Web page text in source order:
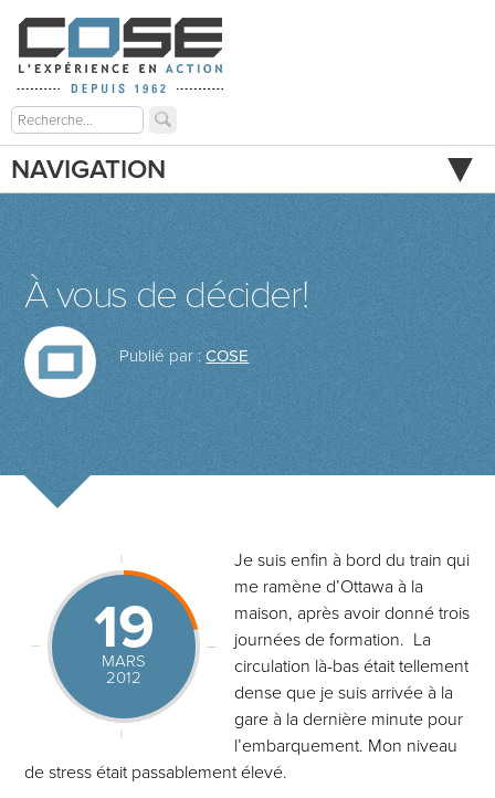
NAVIGATION
À vous de décider!
Publié par :COSE
19
MARS
2012
Je suis enfin à bord du train qui
me ramène d’Ottawa à la
maison, après avoir donné trois
journées de formation. La
circulation là-bas était tellement
dense que je suis arrivée à la
gare à la dernière minute pour
l’embarquement. Mon niveau
de stress était passablement élevé.